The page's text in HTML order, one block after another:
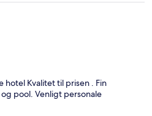
of accommodation and facilities
basic, sausages on day, bacon
The baked beans were
juice. Found somewhere
facilities so the holiday ended
hotel Kvalitet til prisen . Fin
pool. Venligt personale